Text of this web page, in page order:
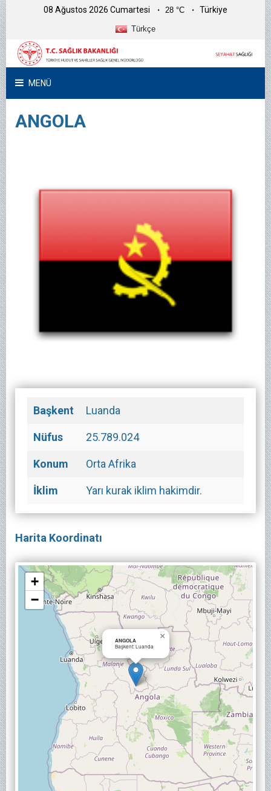
08 Ağustos 2026 Cumartesi 28 °C Türkiye
Türkçe
MENÜ
ANGOLA
Başkent Luanda
Nüfus 25.789.024
Konum Orta Afrika
İklim Yarı kurak iklim hakimdir.
Harita Koordinatı
ANGOLA
Başkent: Luanda
×
+
−